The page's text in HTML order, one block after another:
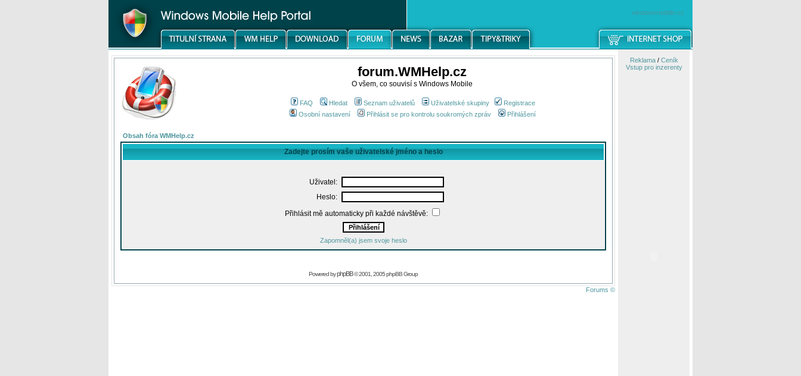
windowsmobile.cz
forum.WMHelp.cz
O všem, co souvisí s Windows Mobile
FAQ Hledat Seznam uživatelů Uživatelské skupiny
Registrace
Osobní nastavení
Přihlásit se pro kontrolu soukromých zpráv Přihlášení
Obsah fóra WMHelp.cz
Zadejte prosím vaše uživatelské jméno a heslo
Uživatel:
Heslo:
Přihlásit mě automaticky při každé návštěvě:
Zapomněl(a) jsem svoje heslo
Powered byphpBB© 2001, 2005 phpBB Group
Forums ©
Reklama/ Ceník
Vstup pro inzerenty